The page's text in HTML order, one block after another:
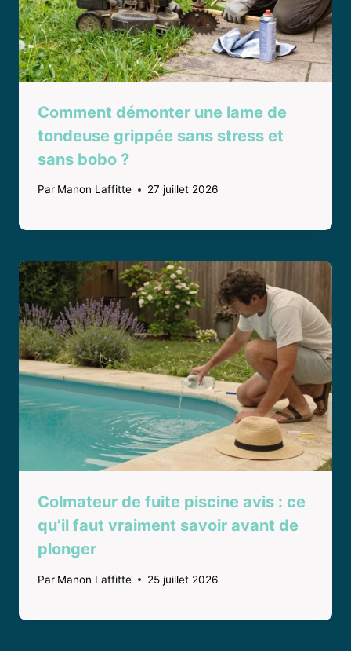
Comment démonter une lame de
tondeuse grippée sans stress et
sans bobo ?
Par Manon Laffitte 27 juillet 2026
Colmateur de fuite piscine avis : ce
qu’il faut vraiment savoir avant de
plonger
Par Manon Laffitte 25 juillet 2026